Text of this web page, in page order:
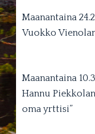
Maanantaina
Vuokko
Maanantaina
Hannu
oma yrttisi”